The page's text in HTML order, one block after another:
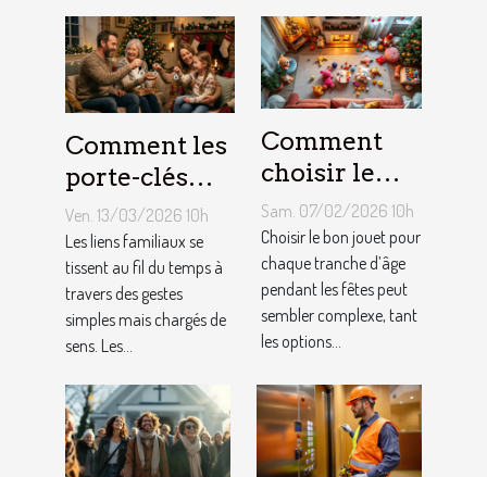
Comment les
porte-clés
personnalisés
peuvent
renforcer les
liens
familiaux ?
Ven. 13/03/2026 10h
Les liens familiaux se
tissent au fil du temps à
travers des gestes
simples mais chargés de
sens. Les...
Comment
choisir le
jouet idéal
pour chaque
âge lors des
fêtes ?
Sam. 07/02/2026 10h
Choisir le bon jouet pour
chaque tranche d’âge
pendant les fêtes peut
sembler complexe, tant
les options...